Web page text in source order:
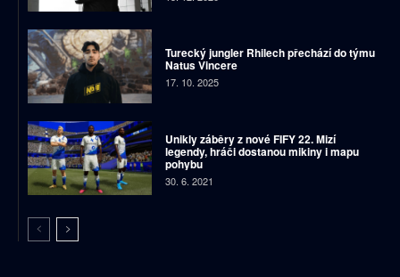
Turecký jungler Rhilech přechází do týmu
Natus Vincere
17. 10. 2025
Unikly záběry z nové FIFY 22. Mizí
legendy, hráči dostanou mikiny i mapu
pohybu
30. 6. 2021